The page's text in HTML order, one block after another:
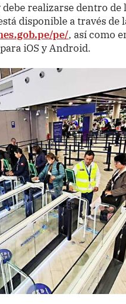
realizarse dentro de
disponible a través de
pe/, así como
iOS y Android.